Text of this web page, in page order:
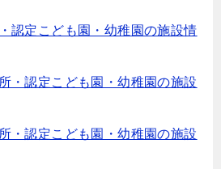
認定こども園・幼稚園の施設情
・認定こども園・幼稚園の施設
・認定こども園・幼稚園の施設